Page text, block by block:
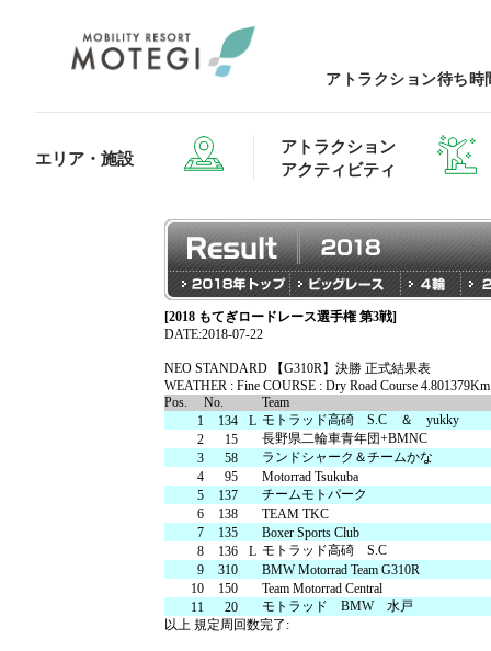
アトラクション待ち時
エリア・施設
アトラクション
アクティビティ
エリア・施設TOP
ハローウッ
アトラクション・アクティビティTOP
森感覚アスレチック DOKIDOKI
ホテルTOP
プレミアムステイルーム
レストランTOP
カフェテリア オーク
グッズ＆ショップTOP
グッズ・ショップ情報
[2018 もてぎロードレース選手権 第3戦]
DATE:2018-07-22
NEO STANDARD 【G310R】決勝 正式結果表
WEATHER : Fine COURSE : Dry Road Course 4.801379Km
Pos.
No.
Team
1
134 L モトラッド高碕 S.C ＆ yukky
2
15
長野県二輪車青年団+BMNC
3
58
ランドシャーク＆チームかな
4
95
Motorrad Tsukuba
5
137
チームモトパーク
6
138
TEAM TKC
7
135
Boxer Sports Club
8
136 L モトラッド高碕 S.C
9
310
BMW Motorrad Team G310R
10
150
Team Motorrad Central
11
20
モトラッド BMW 水戸
以上 規定周回数完了: